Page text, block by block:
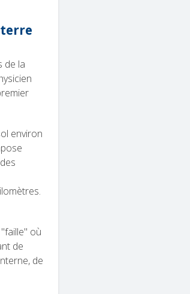
de la
environ
où
de
de